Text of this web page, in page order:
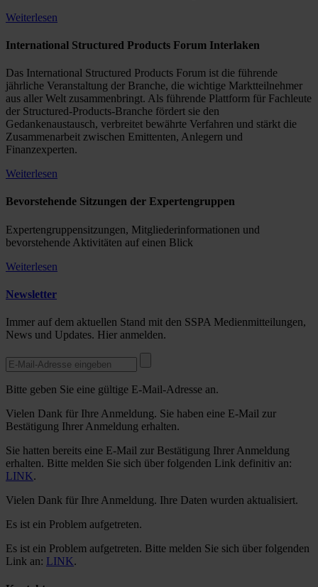
Weiterlesen
International Structured Products Forum Interlaken
Das International Structured Products Forum ist die führende
jährliche Veranstaltung der Branche, die wichtige Marktteilnehmer
aus aller Welt zusammenbringt. Als führende Plattform für Fachleute
der Structured-Products-Branche fördert sie den
Gedankenaustausch, verbreitet bewährte Verfahren und stärkt die
Zusammenarbeit zwischen Emittenten, Anlegern und
Finanzexperten.
Weiterlesen
Bevorstehende Sitzungen der Expertengruppen
Expertengruppensitzungen, Mitgliederinformationen und
bevorstehende Aktivitäten auf einen Blick
Weiterlesen
Newsletter
Immer auf dem aktuellen Stand mit den SSPA Medienmitteilungen,
News und Updates. Hier anmelden.
Bitte geben Sie eine gültige E-Mail-Adresse an.
Vielen Dank für Ihre Anmeldung. Sie haben eine E-Mail zur
Bestätigung Ihrer Anmeldung erhalten.
Sie hatten bereits eine E-Mail zur Bestätigung Ihrer Anmeldung
erhalten. Bitte melden Sie sich über folgenden Link definitiv an:
LINK.
Vielen Dank für Ihre Anmeldung. Ihre Daten wurden aktualisiert.
Es ist ein Problem aufgetreten.
Es ist ein Problem aufgetreten. Bitte melden Sie sich über folgenden
Link an: LINK.